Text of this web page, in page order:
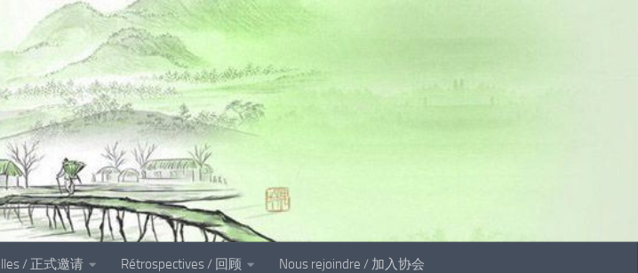
/ 正式邀请 Rétrospectives / 回顾 Nous rejoindre / 加入协会